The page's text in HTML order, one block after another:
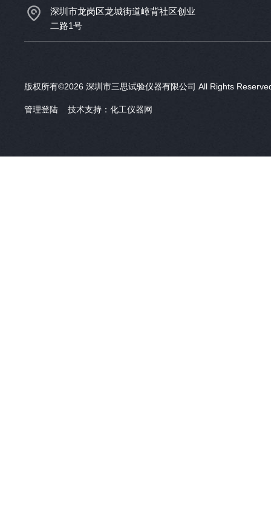
深圳市龙岗区龙城街道嶂背社区创业
二路1号
版权所有©2026 深圳市三思试验仪器有限公司 All Rights
管理登陆 技术支持： 化工仪器网